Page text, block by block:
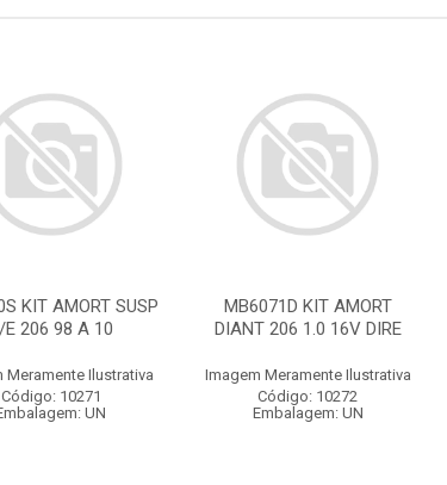
KIT AMORT SUSP
E 206 98 A 10
Meramente Ilustrativa
Código: 10271
UN
MB6071D KIT AMORT
DIANT 206 1.0 16V DIRE
Imagem Meramente Ilustrativa
Código: 10272
Embalagem: UN